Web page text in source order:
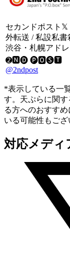
セカンドポスト𝕏
外転送 / 私設私書
渋谷・札幌アド
➋🅽🅓 🅟🅾🅢🆃
@2ndpost
*表示している一
す。天ぷらに関す
る方へのおすす
いる可能性もござ
対応メディ